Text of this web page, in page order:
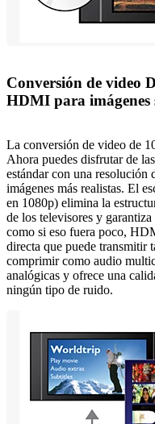
Conversión de video
HDMI para imágenes
La conversión de video de
Ahora puedes disfrutar de
estándar con una resolución
imágenes más realistas. El
en 1080p) elimina la
de los televisores y
como si eso fuera poco,
directa que puede transmitir
comprimir como audio
analógicas y ofrece una
ningún tipo de ruido.